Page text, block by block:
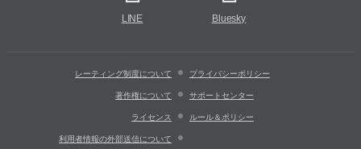
LINE Bluesky
レーティング制度について プライバシーポリシー
著作権について サポートセンター
ライセンス ルール＆ポリシー
利用者情報の外部送信について